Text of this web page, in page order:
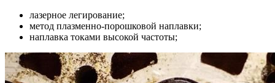
лазерное легирование;
метод плазменно-порошковой наплавки;
наплавка токами высокой частоты;